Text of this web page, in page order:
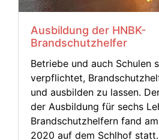
Ausbildung der HNBK-
Brandschutzhelfer
Betriebe und auch Schulen
verpflichtet,
und ausbilden zu lassen.
der Ausbildung für sechs
Brandschutzhelfern fand
2020 auf dem Schlhof statt.